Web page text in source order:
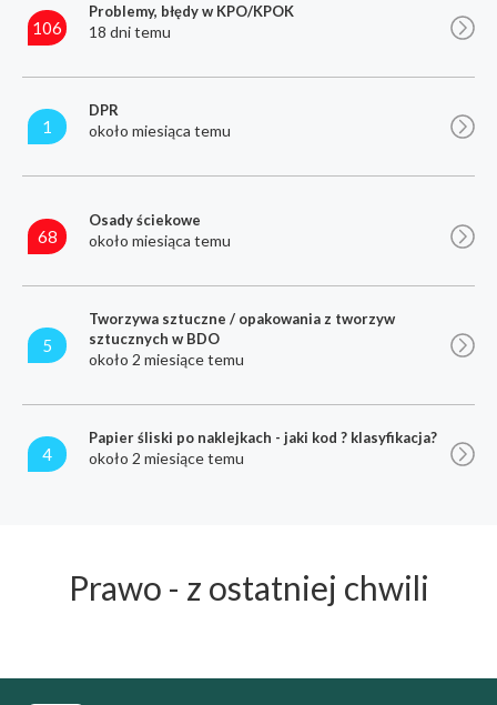
106
Problemy, błędy w KPO/KPOK
18 dni temu
1
DPR
około miesiąca temu
68
Osady ściekowe
około miesiąca temu
5
Tworzywa sztuczne / opakowania z tworzyw
sztucznych w BDO
około 2 miesiące temu
4
Papier śliski po naklejkach - jaki kod ? klasyfikacja?
około 2 miesiące temu
Prawo - z ostatniej chwili